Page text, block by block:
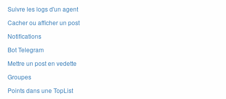
Suivre les logs d'un agent
Cacher ou afficher un post
Notifications
Bot Telegram
Mettre un post en vedette
Groupes
Points dans une TopList